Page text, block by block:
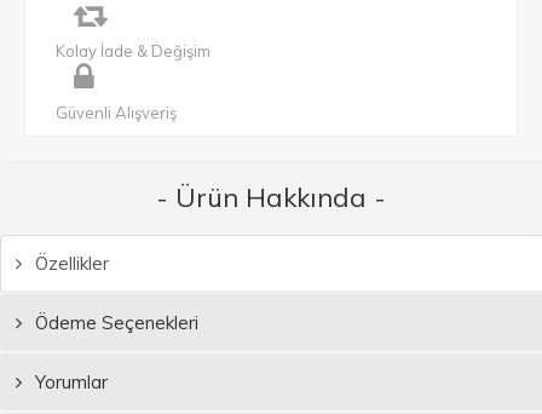
Kolay İade & Değişim
Güvenli Alışveriş
- Ürün Hakkında -
Özellikler
Ödeme Seçenekleri
Yorumlar